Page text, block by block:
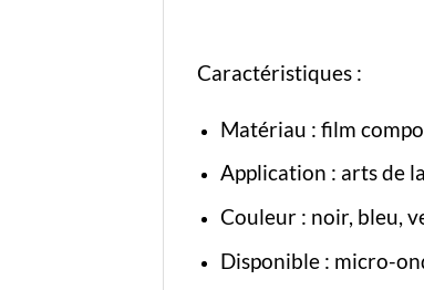
Caractéristiques :
Matériau : film
Application : arts de
Couleur : noir, bleu,
Disponible : micro-